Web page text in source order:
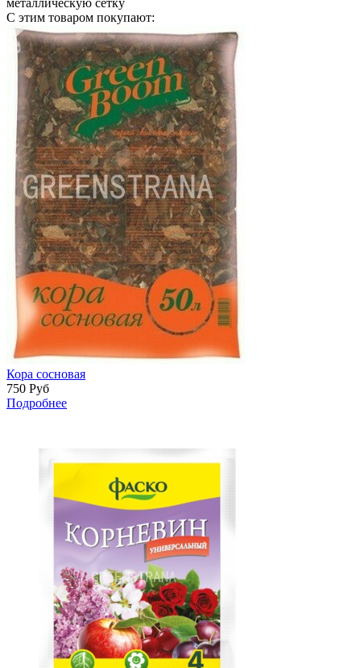
металлическую сетку
С этим товаром покупают:
Кора сосновая
750 Руб
Подробнее